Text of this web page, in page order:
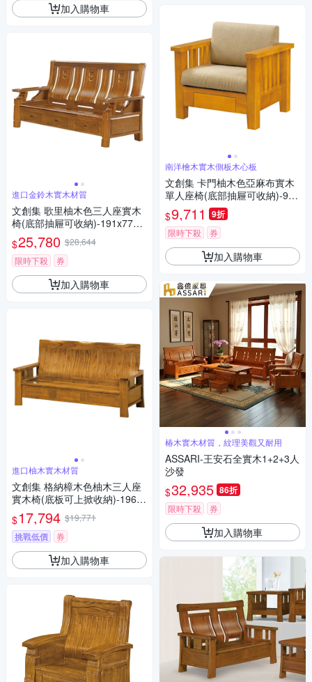
加入購物車
進口金鈴木實木材質
文創集 歌里柚木色三人座實木
椅(底部抽屜可收納)-191x77x1
02cm免組
$25,780 $28,644
限時下殺
券
加入購物車
進口柚木實木材質
文創集 格納樟木色柚木三人座
實木椅(底板可上掀收納)-196x7
3x99cm免組
$17,794 $19,771
挑戰低價
券
加入購物車
南洋檜木實木側板木心板
文創集 卡門柚木色亞麻布實木
單人座椅(底部抽屜可收納)-90x
80x85cm免組
$9,711 9折
限時下殺 券
加入購物車
椿木實木材質，紋理美觀又耐用
ASSARI-王安石全實木1+2+3人
沙發
$32,935 86折
限時下殺 券
加入購物車